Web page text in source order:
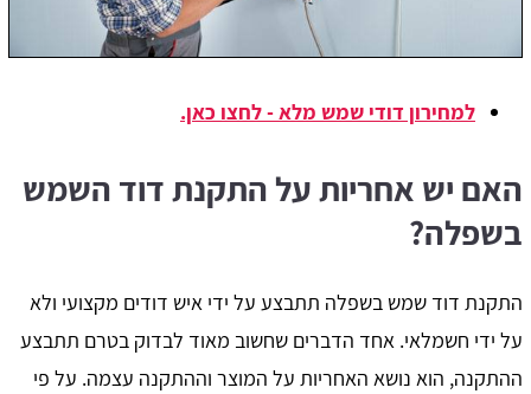
למחירון דודי שמש מלא - לחצו כאן.
האם יש אחריות על התקנת דוד השמש
בשפלה?
התקנת דוד שמש בשפלה תתבצע על ידי איש דודים מקצועי ולא
על ידי חשמלאי. אחד הדברים שחשוב מאוד לבדוק בטרם תתבצע
ההתקנה, הוא נושא האחריות על המוצר וההתקנה עצמה. על פי